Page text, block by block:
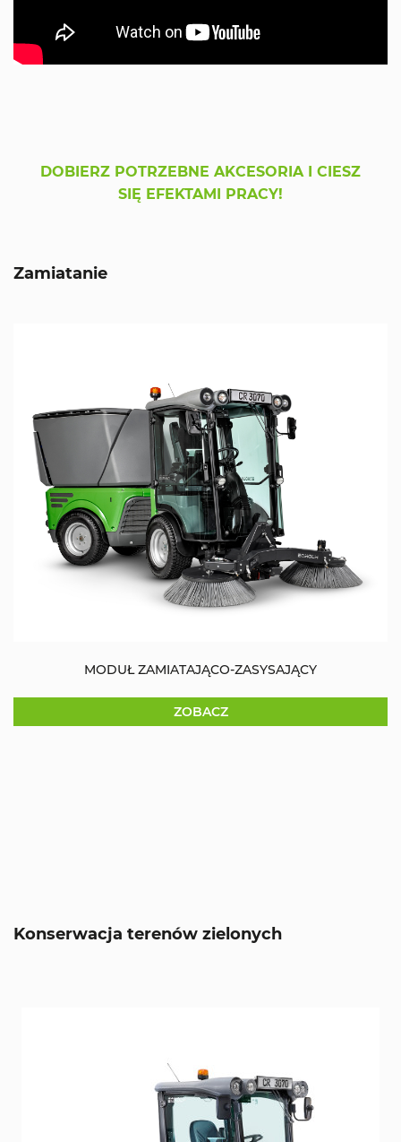
DOBIERZ POTRZEBNE AKCESORIA I CIESZ
SIĘ EFEKTAMI PRACY!
Zamiatanie
MODUŁ ZAMIATAJĄCO-ZASYSAJĄCY
ZOBACZ
Konserwacja terenów zielonych